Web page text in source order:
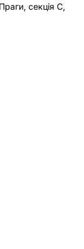
секція C,